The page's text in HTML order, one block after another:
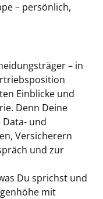
– persönlich,
– in
Einblicke und
Denn Deine
Data- und
Versicherern
und zur
Du sprichst und
mit